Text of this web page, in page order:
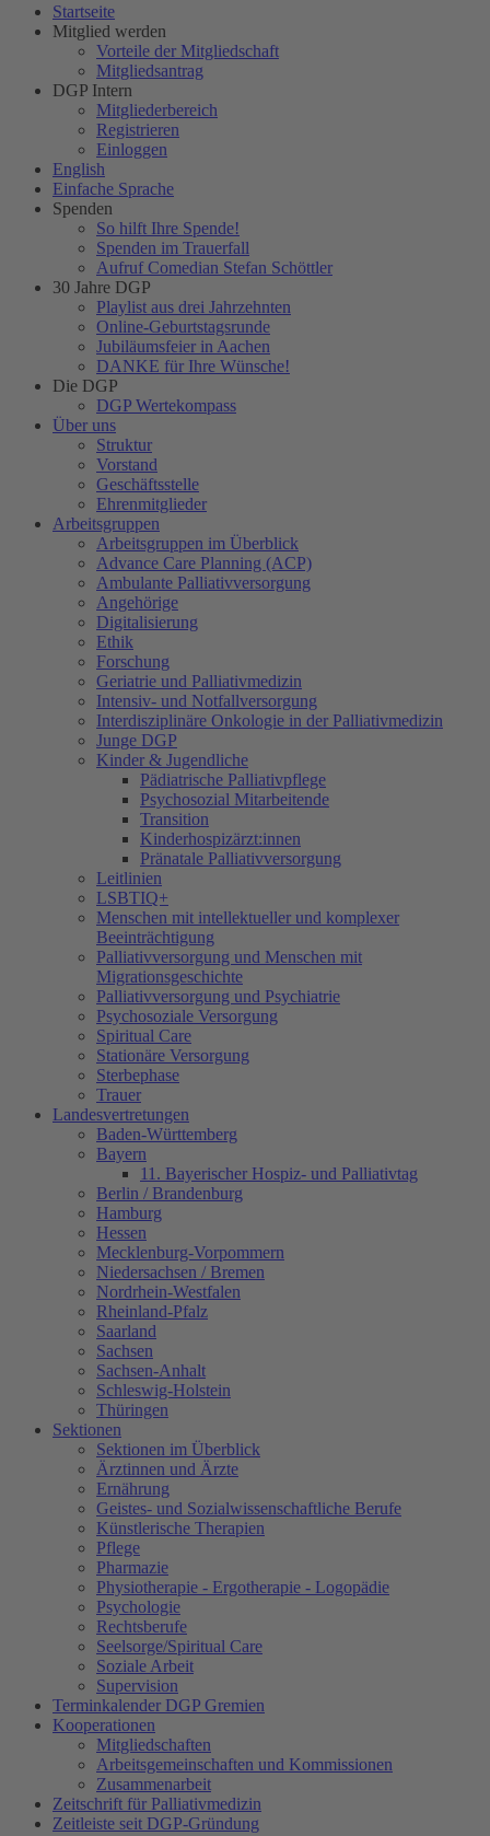
Startseite
Mitglied werden
Vorteile der Mitgliedschaft
Mitgliedsantrag
DGP Intern
Mitgliederbereich
Registrieren
Einloggen
English
Einfache Sprache
Spenden
So hilft Ihre Spende!
Spenden im Trauerfall
Aufruf Comedian Stefan Schöttler
30 Jahre DGP
Playlist aus drei Jahrzehnten
Online-Geburtstagsrunde
Jubiläumsfeier in Aachen
DANKE für Ihre Wünsche!
Die DGP
DGP Wertekompass
Über uns
Struktur
Vorstand
Geschäftsstelle
Ehrenmitglieder
Arbeitsgruppen
Arbeitsgruppen im Überblick
Advance Care Planning (ACP)
Ambulante Palliativversorgung
Angehörige
Digitalisierung
Ethik
Forschung
Geriatrie und Palliativmedizin
Intensiv- und Notfallversorgung
Interdisziplinäre Onkologie in der Palliativmedizin
Junge DGP
Kinder & Jugendliche
Pädiatrische Palliativpflege
Psychosozial Mitarbeitende
Transition
Kinderhospizärzt:innen
Pränatale Palliativversorgung
Leitlinien
LSBTIQ+
Menschen mit intellektueller und komplexer
Beeinträchtigung
Palliativversorgung und Menschen mit
Migrationsgeschichte
Palliativversorgung und Psychiatrie
Psychosoziale Versorgung
Spiritual Care
Stationäre Versorgung
Sterbephase
Trauer
Landesvertretungen
Baden-Württemberg
Bayern
11. Bayerischer Hospiz- und Palliativtag
Berlin / Brandenburg
Hamburg
Hessen
Mecklenburg-Vorpommern
Niedersachsen / Bremen
Nordrhein-Westfalen
Rheinland-Pfalz
Saarland
Sachsen
Sachsen-Anhalt
Schleswig-Holstein
Thüringen
Sektionen
Sektionen im Überblick
Ärztinnen und Ärzte
Ernährung
Geistes- und Sozialwissenschaftliche Berufe
Künstlerische Therapien
Pflege
Pharmazie
Physiotherapie - Ergotherapie - Logopädie
Psychologie
Rechtsberufe
Seelsorge/Spiritual Care
Soziale Arbeit
Supervision
Terminkalender DGP Gremien
Kooperationen
Mitgliedschaften
Arbeitsgemeinschaften und Kommissionen
Zusammenarbeit
Zeitschrift für Palliativmedizin
Zeitleiste seit DGP-Gründung